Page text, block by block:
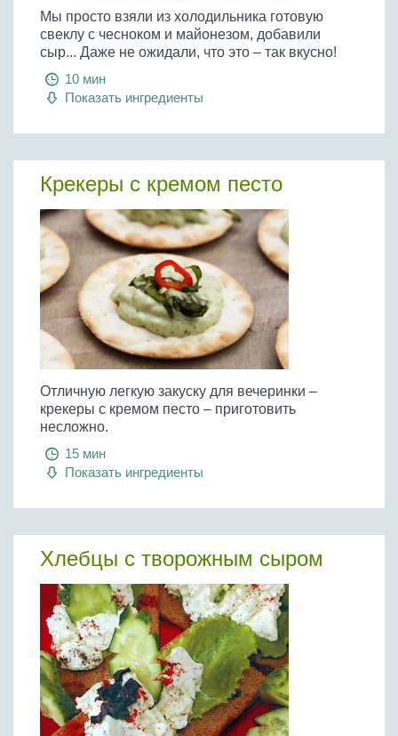
Мы просто взяли из холодильника готовую
свеклу с чесноком и майонезом, добавили
сыр... Даже не ожидали, что это – так вкусно!
10 мин
Показать ингредиенты
Крекеры с кремом песто
Отличную легкую закуску для вечеринки –
крекеры с кремом песто – приготовить
несложно.
15 мин
Показать ингредиенты
Хлебцы с творожным сыром